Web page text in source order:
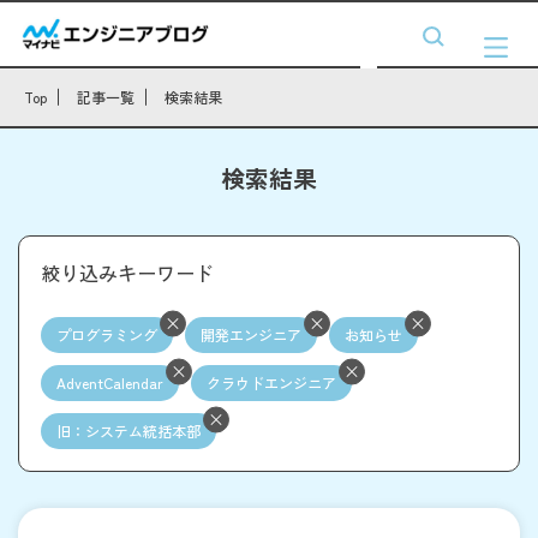
Top 記事一覧 検索結果
検索結果
絞り込みキーワード
プログラミング 開発エンジニア お知らせ
AdventCalendar クラウドエンジニア
旧：システム統括本部